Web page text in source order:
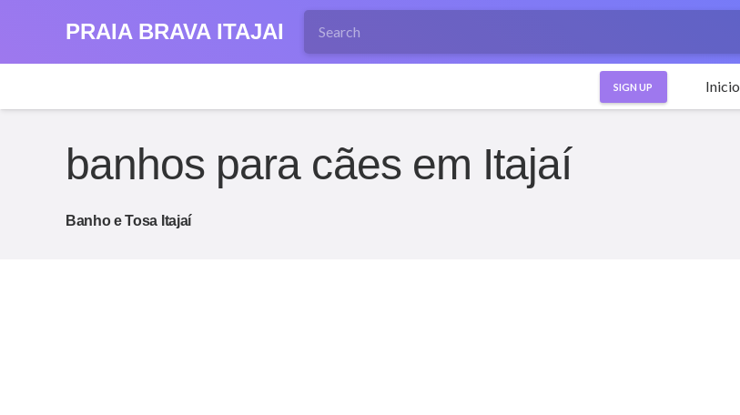
PRAIA BRAVA ITAJAI
SIGN UP Inicio
banhos para cães em Itajaí
Banho e Tosa Itajaí